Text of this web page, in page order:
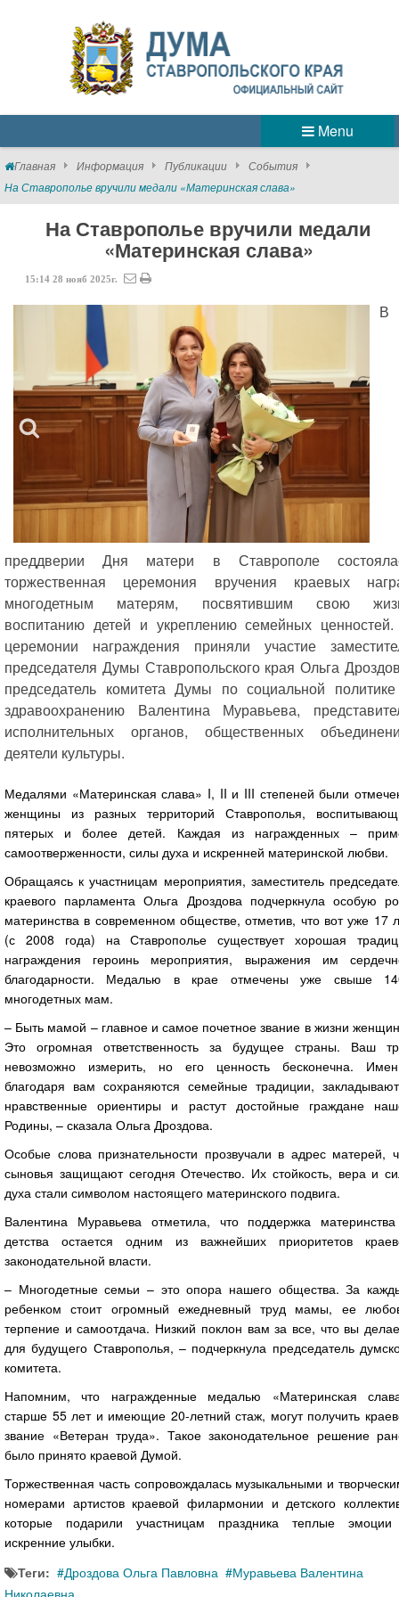
Menu
Главная Информация Публикации
События
На Ставрополье вручили медали «Материнская слава»
На Ставрополье вручили медали
«Материнская слава»
15:14 28 нояб 2025г.
В
преддверии Дня матери в Ставрополе
торжественная церемония вручения краевых
многодетным матерям, посвятившим свою
воспитанию детей и укреплению семейных
церемонии награждения приняли участие
председателя Думы Ставропольского края Ольга
председатель комитета Думы по социальной
здравоохранению Валентина Муравьева,
исполнительных органов, общественных
деятели культуры.
Медалями «Материнская слава» I, II и III степеней были
женщины из разных территорий Ставрополья,
пятерых и более детей. Каждая из награжденных –
самоотверженности, силы духа и искренней материнской любви.
Обращаясь к участницам мероприятия, заместитель
краевого парламента Ольга Дроздова подчеркнула особую
материнства в современном обществе, отметив, что вот уже 17
(с 2008 года) на Ставрополье существует хорошая
награждения героинь мероприятия, выражения им
благодарности. Медалью в крае отмечены уже свыше
многодетных мам.
– Быть мамой – главное и самое почетное звание в жизни
Это огромная ответственность за будущее страны. Ваш
невозможно измерить, но его ценность бесконечна.
благодаря вам сохраняются семейные традиции,
нравственные ориентиры и растут достойные граждане
Родины, – сказала Ольга Дроздова.
Особые слова признательности прозвучали в адрес матерей,
сыновья защищают сегодня Отечество. Их стойкость, вера и
духа стали символом настоящего материнского подвига.
Валентина Муравьева отметила, что поддержка
детства остается одним из важнейших приоритетов
законодательной власти.
– Многодетные семьи – это опора нашего общества. За
ребенком стоит огромный ежедневный труд мамы, ее
терпение и самоотдача. Низкий поклон вам за все, что вы
для будущего Ставрополья, – подчеркнула председатель
комитета.
Напомним, что награжденные медалью «Материнская
старше 55 лет и имеющие 20-летний стаж, могут получить
звание «Ветеран труда». Такое законодательное решение
было принято краевой Думой.
Торжественная часть сопровождалась музыкальными и
номерами артистов краевой филармонии и детского
которые подарили участницам праздника теплые
искренние улыбки.
Теги:
Дроздова Ольга Павловна
Муравьева Валентина
Николаевна